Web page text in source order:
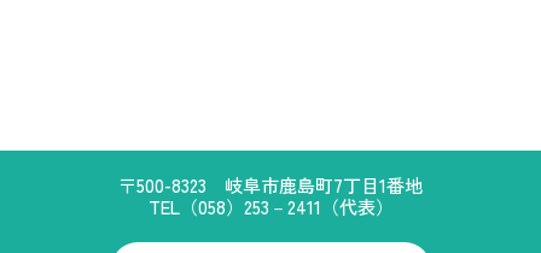
〒500-8323 岐阜市鹿島町7丁目1番地
TEL（058）253－2411（代表）